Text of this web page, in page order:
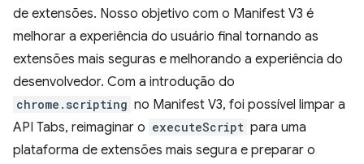
de extensões. Nosso objetivo com o Manifest V3 é
melhorar a experiência do usuário final tornando as
extensões mais seguras e melhorando a experiência do
desenvolvedor. Com a introdução do
chrome.scripting no Manifest V3, foi possível limpar a
API Tabs, reimaginar o executeScript para uma
plataforma de extensões mais segura e preparar o